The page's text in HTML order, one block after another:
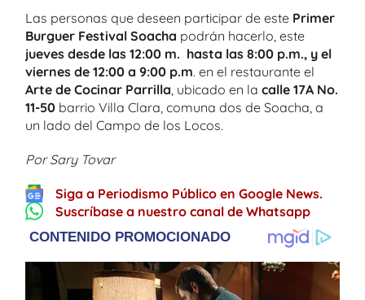
Las personas que deseen participar de este Primer
Burguer Festival Soacha podrán hacerlo, este
jueves desde las 12:00 m. hasta las 8:00 p.m., y el
viernes de 12:00 a 9:00 p.m. en el restaurante el
Arte de Cocinar Parrilla , ubicado en la calle 17A No.
11-50 barrio Villa Clara, comuna dos de Soacha, a
un lado del Campo de los Locos.
Por Sary Tovar
Siga a Periodismo Público en Google News.
Suscríbase a nuestro canal de Whatsapp